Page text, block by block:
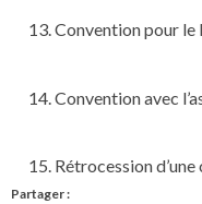
Convention pour le
Convention avec
Rétrocession
Partager :